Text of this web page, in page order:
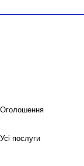
Оголошення
Усі послуги